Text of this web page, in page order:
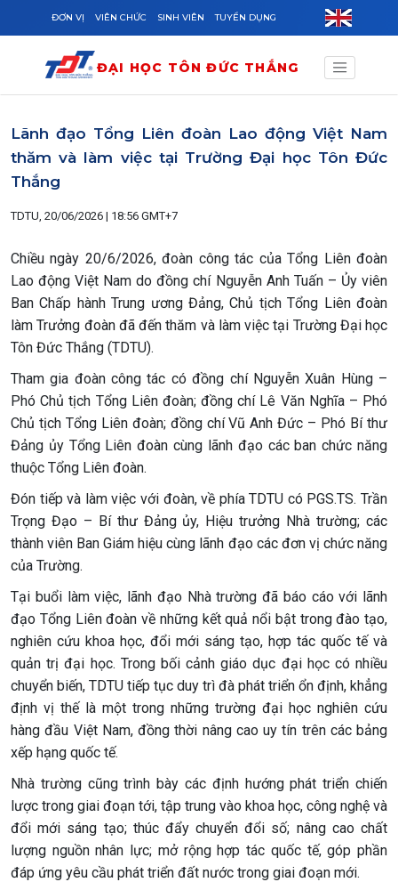
Skip to main content
ĐƠN VỊ VIÊN CHỨC SINH VIÊN TUYỂN DỤNG
ĐẠI HỌC TÔN ĐỨC THẮNG
Lãnh đạo Tổng Liên đoàn Lao động Việt Nam
thăm và làm việc tại Trường Đại học Tôn Đức
Thắng
TDTU, 20/06/2026 | 18:56 GMT+7
Chiều ngày 20/6/2026, đoàn công tác của Tổng Liên đoàn
Lao động Việt Nam do đồng chí Nguyễn Anh Tuấn – Ủy viên
Ban Chấp hành Trung ương Đảng, Chủ tịch Tổng Liên đoàn
làm Trưởng đoàn đã đến thăm và làm việc tại Trường Đại học
Tôn Đức Thắng (TDTU).
Tham gia đoàn công tác có đồng chí Nguyễn Xuân Hùng –
Phó Chủ tịch Tổng Liên đoàn; đồng chí Lê Văn Nghĩa – Phó
Chủ tịch Tổng Liên đoàn; đồng chí Vũ Anh Đức – Phó Bí thư
Đảng ủy Tổng Liên đoàn cùng lãnh đạo các ban chức năng
thuộc Tổng Liên đoàn.
Đón tiếp và làm việc với đoàn, về phía TDTU có PGS.TS. Trần
Trọng Đạo – Bí thư Đảng ủy, Hiệu trưởng Nhà trường; các
thành viên Ban Giám hiệu cùng lãnh đạo các đơn vị chức năng
của Trường.
Tại buổi làm việc, lãnh đạo Nhà trường đã báo cáo với lãnh
đạo Tổng Liên đoàn về những kết quả nổi bật trong đào tạo,
nghiên cứu khoa học, đổi mới sáng tạo, hợp tác quốc tế và
quản trị đại học. Trong bối cảnh giáo dục đại học có nhiều
chuyển biến, TDTU tiếp tục duy trì đà phát triển ổn định, khẳng
định vị thế là một trong những trường đại học nghiên cứu
hàng đầu Việt Nam, đồng thời nâng cao uy tín trên các bảng
xếp hạng quốc tế.
Nhà trường cũng trình bày các định hướng phát triển chiến
lược trong giai đoạn tới, tập trung vào khoa học, công nghệ và
đổi mới sáng tạo; thúc đẩy chuyển đổi số; nâng cao chất
lượng nguồn nhân lực; mở rộng hợp tác quốc tế, góp phần
đáp ứng yêu cầu phát triển đất nước trong giai đoạn mới.